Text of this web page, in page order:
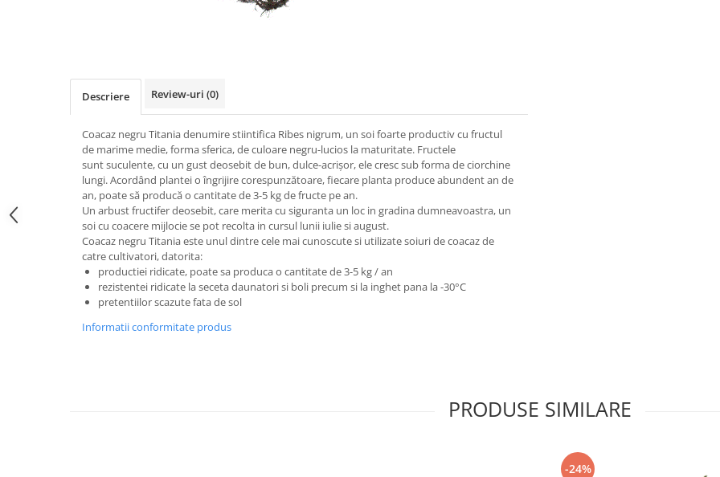
Descriere Review-uri (0)
Coacaz negru Titania denumire stiintifica Ribes nigrum, un soi foarte productiv cu fructul
de marime medie, forma sferica, de culoare negru-lucios la maturitate. Fructele
sunt suculente, cu un gust deosebit de bun, dulce-acrişor, ele cresc sub forma de ciorchine
lungi. Acordând plantei o îngrijire corespunzătoare, fiecare planta produce abundent an de
an, poate să producă o cantitate de 3-5 kg de fructe pe an.
Un arbust fructifer deosebit, care merita cu siguranta un loc in gradina dumneavoastra, un
soi cu coacere mijlocie se pot recolta in cursul lunii iulie si august.
Coacaz negru Titania este unul dintre cele mai cunoscute si utilizate soiuri de coacaz de
catre cultivatori, datorita:
productiei ridicate, poate sa produca o cantitate de 3-5 kg / an
rezistentei ridicate la seceta daunatori si boli precum si la inghet pana la -30°C
pretentiilor scazute fata de sol
Informatii conformitate produs
PRODUSE SIMILARE
-24%